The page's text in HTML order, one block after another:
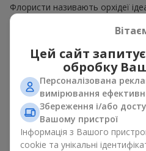
Флористи називають орхідеї
незвичайної флористики. Букет
вигляд як моно рішення для
виразність у будь-якому
орхідея дозволяє створювати
мінімалістичному або
виглядає ефектно як у
роботах, а її розкішні
елементом композиції букет з
оформлення і сорту рослин
Зважайте на це перш ніж
Цей сайт
обробку
Персоналізована
вимірювання
Збереження і/або
Вашому пристрої
Інформація з Вашого
cookie та унікальні